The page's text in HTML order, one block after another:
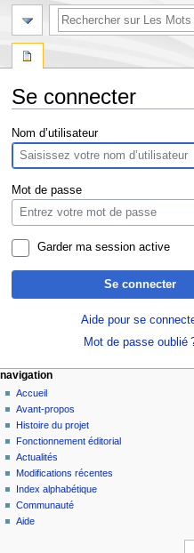
Se connecter
Aller
à
la
navigation
Aller
à
la
recherche
Nom d’utilisateur
Mot de passe
Garder ma session active
Se connecter
Aide pour se
Mot de passe oublié
navigation
Accueil
Avant-propos
Histoire du projet
Fonctionnement éditorial
Actualités
Modifications récentes
Index alphabétique
Communauté
Aide